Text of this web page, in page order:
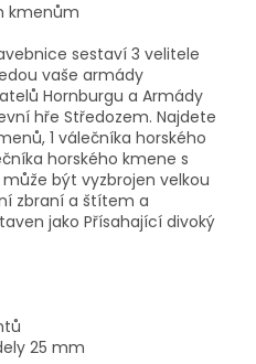
kmenům
sestaví 3 velitele
vaše armády
Hornburgu a Armády
hře Středozem. Najdete
1 válečníka horského
horského kmene s
být vyzbrojen velkou
zbraní a štítem a
jako Přísahající divoký
25 mm